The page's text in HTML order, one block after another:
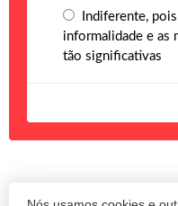
Indiferente,
informalidade e as
tão significativas